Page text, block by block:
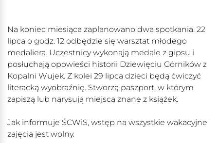
Na koniec miesiąca zaplanowano dwa spotkania. 22
lipca o godz. 12 odbędzie się warsztat młodego
medaliera. Uczestnicy wykonają medale z gipsu i
posłuchają opowieści historii Dziewięciu Górników z
Kopalni Wujek. Z kolei 29 lipca dzieci będą ćwiczyć
literacką wyobraźnię. Stworzą paszport, w którym
zapiszą lub narysują miejsca znane z książek.
Jak informuje ŚCWiS, wstęp na wszystkie wakacyjne
zajęcia jest wolny.